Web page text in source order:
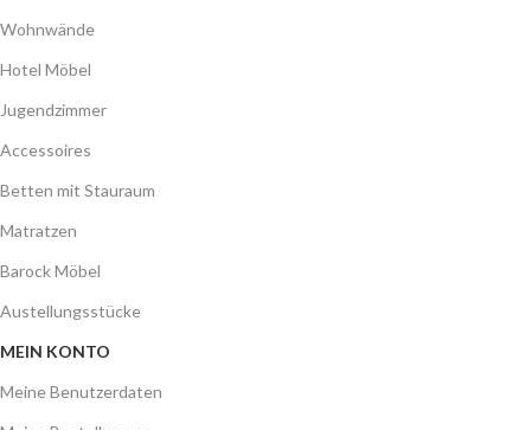
Wohnwände
Hotel Möbel
Jugendzimmer
Accessoires
Betten mit Stauraum
Matratzen
Barock Möbel
Austellungsstücke
MEIN KONTO
Meine Benutzerdaten